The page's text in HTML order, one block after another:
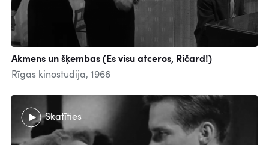
Akmens un šķembas (Es visu atceros, Ričard!)
Rīgas kinostudija, 1966
Skatīties